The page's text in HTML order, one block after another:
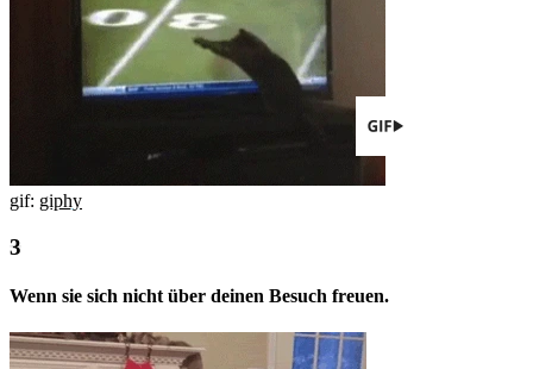
gif: giphy
Wenn sie sich nicht über deinen Besuch freuen.